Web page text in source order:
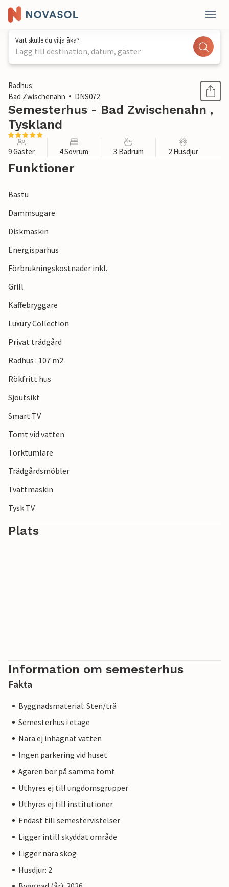
Vart skulle du vilja åka?
Lägg till destination, datum, gäster
1 / 1
Radhus
Bad Zwischenahn
DNS072
Semesterhus - Bad Zwischenahn ,
Tyskland
9 Gäster 4 Sovrum 3 Badrum 2 Husdjur
Funktioner
Bastu
Dammsugare
Diskmaskin
Energisparhus
Förbrukningskostnader inkl.
Grill
Kaffebryggare
Luxury Collection
Privat trädgård
Radhus : 107 m2
Rökfritt hus
Sjöutsikt
Smart TV
Tomt vid vatten
Torktumlare
Trädgårdsmöbler
Tvättmaskin
Tysk TV
Plats
Information om semesterhus
Fakta
Byggnadsmaterial: Sten/trä
Semesterhus i etage
Nära ej inhägnat vatten
Ingen parkering vid huset
Ägaren bor på samma tomt
Uthyres ej till ungdomsgrupper
Uthyres ej till institutioner
Endast till semestervistelser
Ligger intill skyddat område
Ligger nära skog
Husdjur: 2